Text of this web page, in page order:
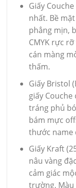
Giấy
nhất. Bề
phẳng mịn,
CMYK rực
cán màng
thấm.
Giấy Bristol
giấy
tráng phủ
bám mực
thước name
Giấy Kraft
nâu vàng
cảm giác
trường. Màu